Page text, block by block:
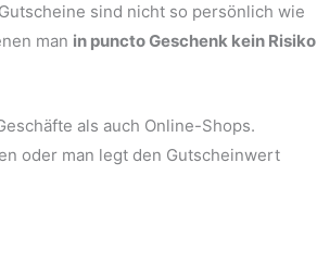
sind nicht so persönlich wie
man in puncto Geschenk kein Risiko
als auch Online-Shops.
oder man legt den Gutscheinwert